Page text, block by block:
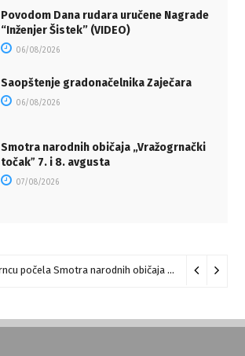
Povodom Dana rudara uručene Nagrade
“Inženjer Šistek” (VIDEO)
06/08/2026
Saopštenje gradonačelnika Zaječara
06/08/2026
Smotra narodnih običaja „Vražogrnački
točakˮ 7. i 8. avgusta
07/08/2026
U Vražogrncu počela Smotra narodnih običaja „Vražogrnački točak“